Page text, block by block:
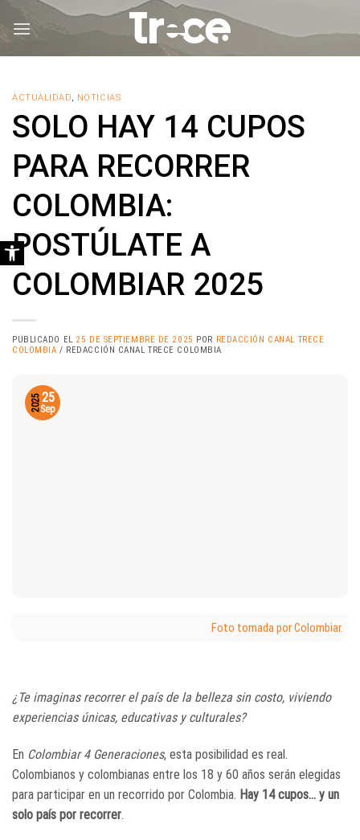
ACTUALIDAD, NOTICIAS
SOLO HAY 14 CUPOS
PARA RECORRER
COLOMBIA:
POSTÚLATE A
COLOMBIAR 2025
PUBLICADO EL 25 DE SEPTIEMBRE DE 2025 POR REDACCIÓN CANAL TRECE
COLOMBIA / REDACCIÓN CANAL TRECE COLOMBIA
Foto tomada por Colombiar.
25
Sep
2025
¿Te imaginas recorrer el país de la belleza sin costo, viviendo
experiencias únicas, educativas y culturales?
En Colombiar 4 Generaciones, esta posibilidad es real.
Colombianos y colombianas entre los 18 y 60 años serán elegidas
para participar en un recorrido por Colombia. Hay 14 cupos… y un
solo país por recorrer.
Abrir barra de herramientas